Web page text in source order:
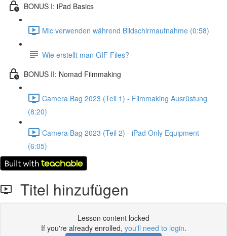
BONUS I: iPad Basics
Mic verwenden während Bildschirmaufnahme (0:58)
Wie erstellt man GIF Files?
BONUS II: Nomad Filmmaking
Camera Bag 2023 (Teil 1) - Filmmaking Ausrüstung
(8:20)
Camera Bag 2023 (Teil 2) - iPad Only Equipment
(6:05)
Titel hinzufügen
Lesson content locked
If you're already enrolled, you'll need to login.